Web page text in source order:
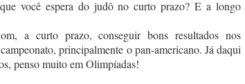
você espera do judô no curto prazo? E a longo
a curto prazo, conseguir bons resultados nos
principalmente o pan-americano. Já daqui
penso muito em Olimpíadas!